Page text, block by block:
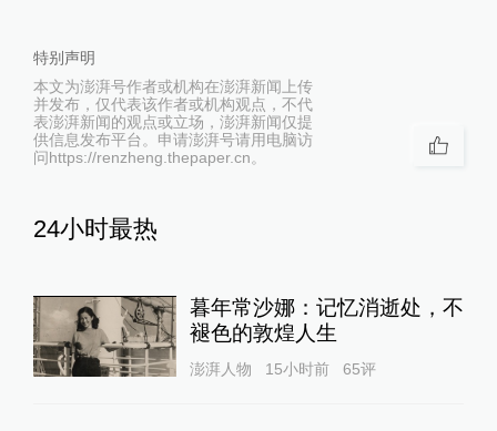
特别声明
本文为澎湃号作者或机构在澎湃新闻上传
并发布，仅代表该作者或机构观点，不代
表澎湃新闻的观点或立场，澎湃新闻仅提
供信息发布平台。申请澎湃号请用电脑访
问https://renzheng.thepaper.cn。
24小时最热
暮年常沙娜：记忆消逝处，不
褪色的敦煌人生
澎湃人物 15小时前 65评